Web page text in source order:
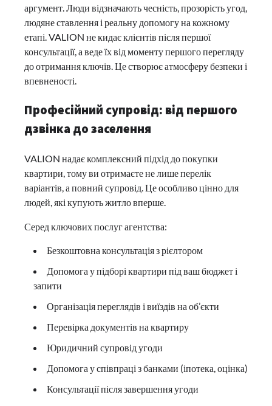
аргумент. Люди відзначають чесність, прозорість угод,
людяне ставлення і реальну допомогу на кожному
етапі. VALION не кидає клієнтів після першої
консультації, а веде їх від моменту першого перегляду
до отримання ключів. Це створює атмосферу безпеки і
впевненості.
Професійний супровід: від першого
дзвінка до заселення
VALION надає комплексний підхід до покупки
квартири, тому ви отримаєте не лише перелік
варіантів, а повний супровід. Це особливо цінно для
людей, які купують житло вперше.
Серед ключових послуг агентства:
Безкоштовна консультація з рієлтором
Допомога у підборі квартири під ваш бюджет і
запити
Організація переглядів і виїздів на об’єкти
Перевірка документів на квартиру
Юридичний супровід угоди
Допомога у співпраці з банками (іпотека, оцінка)
Консультації після завершення угоди